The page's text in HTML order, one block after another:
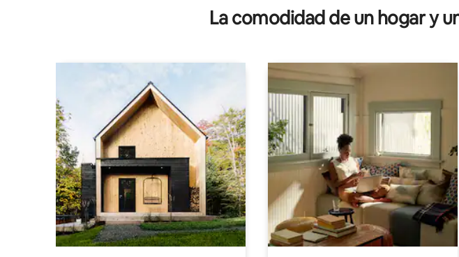
La comodidad de un hogar y